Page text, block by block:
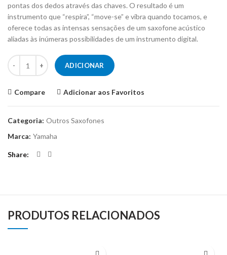
pontas dos dedos através das chaves. O resultado é um
instrumento que “respira”, “move-se” e vibra quando tocamos, e
oferece todas as intensas sensações de um saxofone acústico
aliadas às inúmeras possibilidades de um instrumento digital.
Quantidade de Digital Saxofone YAMAHA YDS-150
ADICIONAR
Compare Adicionar aos Favoritos
Categoria: Outros Saxofones
Marca: Yamaha
Share
PRODUTOS RELACIONADOS